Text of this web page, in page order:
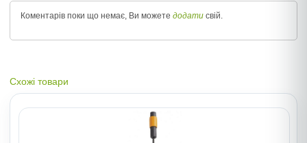
Коментарів поки що немає, Ви можете додати свій.
Схожі товари